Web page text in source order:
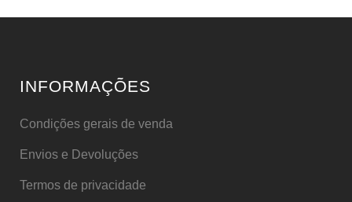
INFORMAÇÕES
Condições gerais de venda
Envios e Devoluções
Termos de privacidade